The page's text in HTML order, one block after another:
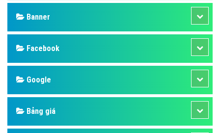
Banner
Facebook
Google
Bảng giá